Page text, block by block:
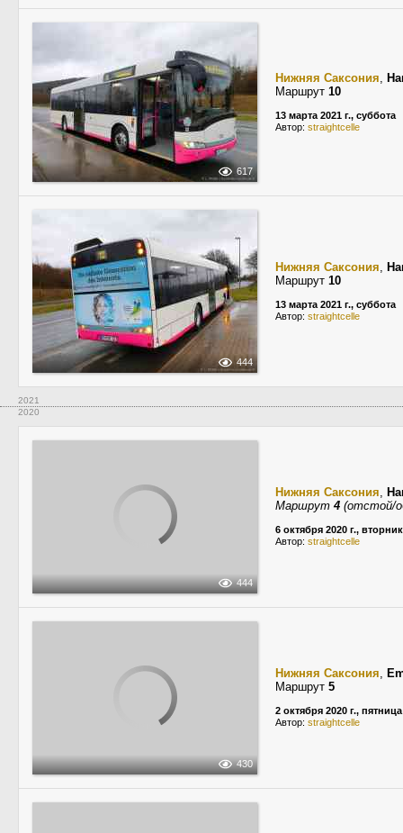
617
Нижняя Саксония,
Маршрут 10
13 марта 2021 г., суббота
Автор: straightcelle
444
Нижняя Саксония,
Маршрут 10
13 марта 2021 г., суббота
Автор: straightcelle
2021
2020
444
Нижняя Саксония,
Маршрут 4 (отстой/
6 октября 2020 г., вторник
Автор: straightcelle
430
Нижняя Саксония,
Маршрут 5
2 октября 2020 г., пятница
Автор: straightcelle